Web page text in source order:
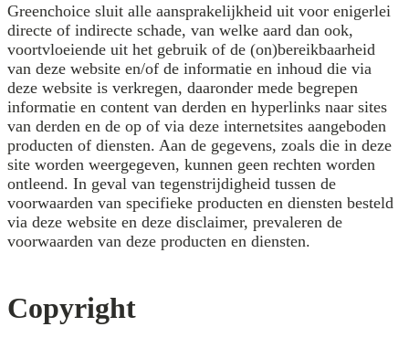
Greenchoice sluit alle aansprakelijkheid uit voor enigerlei
directe of indirecte schade, van welke aard dan ook,
voortvloeiende uit het gebruik of de (on)bereikbaarheid
van deze website en/of de informatie en inhoud die via
deze website is verkregen, daaronder mede begrepen
informatie en content van derden en hyperlinks naar sites
van derden en de op of via deze internetsites aangeboden
producten of diensten. Aan de gegevens, zoals die in deze
site worden weergegeven, kunnen geen rechten worden
ontleend. In geval van tegenstrijdigheid tussen de
voorwaarden van specifieke producten en diensten besteld
via deze website en deze disclaimer, prevaleren de
voorwaarden van deze producten en diensten.
Copyright